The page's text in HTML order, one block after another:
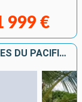
999 €
ARCHIPELS ET CULTURES ANCESTRALES DU PACIFIQUE SUD